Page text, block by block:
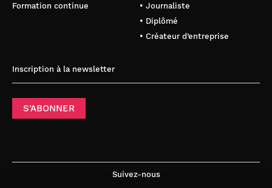
Formation continue
• Journaliste
• Diplômé
• Créateur d’entreprise
Inscription à la newsletter
S’ABONNER
Suivez-nous